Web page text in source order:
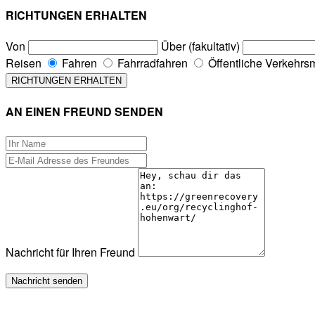
RICHTUNGEN ERHALTEN
Von
Über (fakultativ)
Reisen
Fahren Fahrradfahren Öffentliche
AN EINEN FREUND SENDEN
Nachricht für Ihren Freund